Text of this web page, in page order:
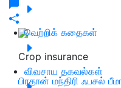
வெற்றிக் கதைகள்
விவசாய தகவல்கள்
Crop insurance
பிரதான் மந்திரி ஃபசல்